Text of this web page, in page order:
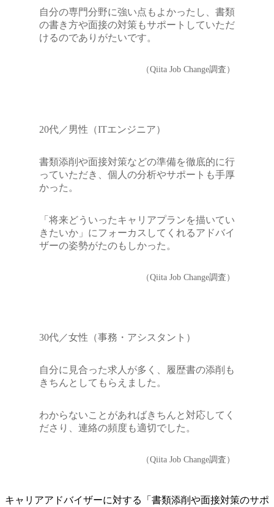
自分の専門分野に強い点もよかったし、書類
の書き方や面接の対策もサポートしていただ
けるのでありがたいです。
（Qiita Job Change調査）
20代／男性（ITエンジニア）
書類添削や面接対策などの準備を徹底的に行
っていただき、個人の分析やサポートも手厚
かった。
「将来どういったキャリアプランを描いてい
きたいか」にフォーカスしてくれるアドバイ
ザーの姿勢がたのもしかった。
（Qiita Job Change調査）
30代／女性（事務・アシスタント）
自分に見合った求人が多く、履歴書の添削も
きちんとしてもらえました。
わからないことがあればきちんと対応してく
ださり、連絡の頻度も適切でした。
（Qiita Job Change調査）
キャリアアドバイザーに対する「書類添削や面接対策のサポ